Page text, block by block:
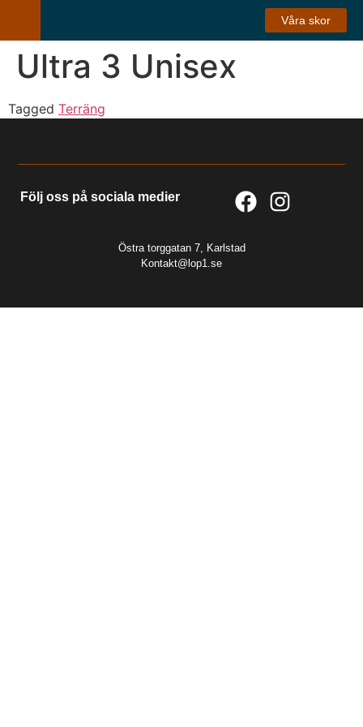
Våra skor
Ultra 3 Unisex
Tagged Terräng
Följ oss på sociala medier
Östra torggatan 7, Karlstad
Kontakt@lop1.se